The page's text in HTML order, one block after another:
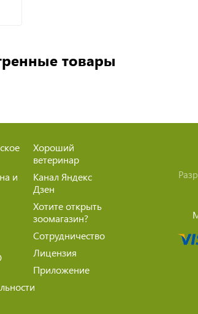
товары
и
Хороший
ветеринар
Канал Яндекс
Дзен
Хотите открыть
зоомагазин?
Сотрудничество
Лицензия
Приложение